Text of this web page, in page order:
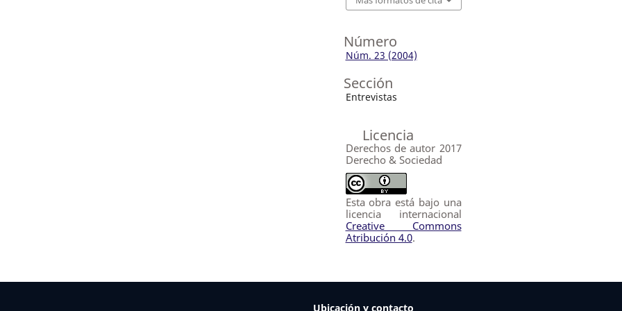
Número
Núm. 23 (2004)
Sección
Entrevistas
Licencia
Derechos de autor 2017
Derecho & Sociedad
Esta obra está bajo una
licencia internacional
Creative Commons
Atribución 4.0.
Ubicación y contacto